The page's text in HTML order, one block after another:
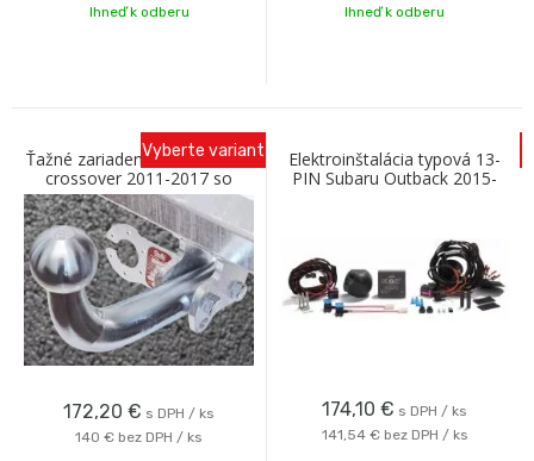
Ihneď k odberu Ihneď k odberu
Ťažné zariadenie SUBARU XV
crossover 2011-2017 so
skrutkovým odnímaním A
Galia
172,20 € s DPH / ks
140 € bez DPH / ks
Vyberte variant
Elektroinštalácia typová 13-
PIN Subaru Outback 2015-
174,10 € s DPH / ks
141,54 € bez DPH / ks